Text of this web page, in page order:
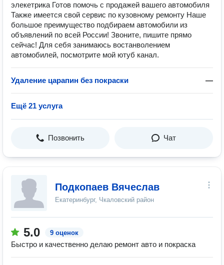
элекетрика Готов помочь с продажей вашего автомобиля
Также имеется свой сервис по кузовному ремонту Наше
большое преимущество подбираем автомобили из
объявлений по всей России! Звоните, пишите прямо
сейчас! Для себя занимаюсь востанволением
автомобилей, посмотрите мой ютуб канал.
Удаление царапин без покраски —
Ещё 21 услуга
Позвонить Чат
Подкопаев Вячеслав
Екатеринбург, Чкаловский район
5.0 9 оценок
Быстро и качественно делаю ремонт авто и покраска